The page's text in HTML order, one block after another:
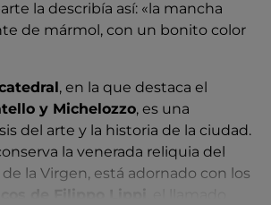
la describía así: «la mancha
de mármol, con un bonito color
, en la que destaca el
y Michelozzo, es una
del arte y la historia de la ciudad.
la venerada reliquia del
la Virgen, está adornado con los
de Filippo Lippi